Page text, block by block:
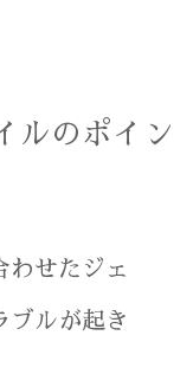
ルのポイン
わせたジェ
ブルが起き